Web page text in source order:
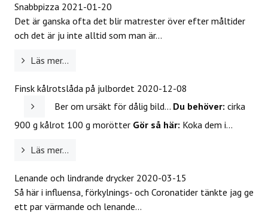
Snabbpizza 2021-01-20
Det är ganska ofta det blir matrester över efter måltider
och det är ju inte alltid som man är...
Läs mer...
Finsk kålrotslåda på julbordet 2020-12-08
Ber om ursäkt för dålig bild... Du behöver: cirka
900 g kålrot 100 g morötter Gör så här: Koka dem i...
Läs mer...
Lenande och lindrande drycker 2020-03-15
Så här i influensa, förkylnings- och Coronatider tänkte jag ge
ett par värmande och lenande...